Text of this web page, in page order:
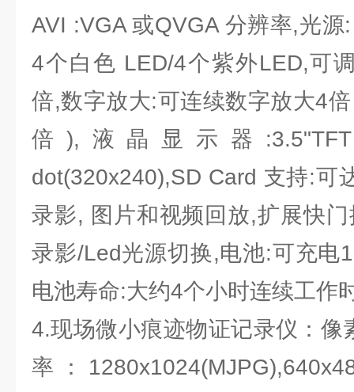
AVI :VGA 或QVGA 分辨率,光
4个白色 LED/4个紫外LED,可
倍,数字放大:可连续数字放大4
倍),液晶显示器:3.5"TFT
dot(320x240),SD Card 支持:可
录影, 图片和视频回放,扩展快
录影/Led光源切换,电池:可充电
电池寿命:大约4个小时连续工作
4.现场微小痕迹物证记录仪：像
率：